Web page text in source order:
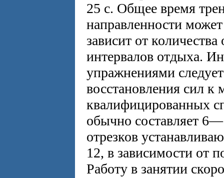
25 с. Общее время
направленности
зависит от
интервалов отдыха.
упражнениями
восстановления сил
квалифицированных
обычно составляет
отрезков
12, в зависимости от
Работу в занятии